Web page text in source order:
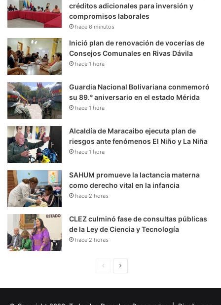
créditos adicionales para inversión y
compromisos laborales
hace 6 minutos
Inició plan de renovación de vocerías de
Consejos Comunales en Rivas Dávila
hace 1 hora
Guardia Nacional Bolivariana conmemoró
su 89.° aniversario en el estado Mérida
hace 1 hora
Alcaldía de Maracaibo ejecuta plan de
riesgos ante fenómenos El Niño y La Niña
hace 1 hora
SAHUM promueve la lactancia materna
como derecho vital en la infancia
hace 2 horas
CLEZ culminó fase de consultas públicas
de la Ley de Ciencia y Tecnología
hace 2 horas